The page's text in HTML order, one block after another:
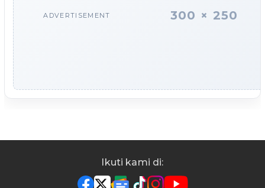
ADVERTISEMENT 300 × 250
Ikuti kami di: